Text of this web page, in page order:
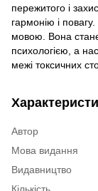
пережитого і
гармонію і
мовою. Вона
психологією, а
межі токсичних
Автор
Мова видання
Видавництво
Кількість